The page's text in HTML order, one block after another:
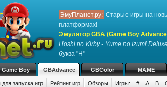
ЭмуПланет.ру: Старые игры на
платформах!
Эмулятор GBA (Game Boy
Hoshi no Kirby - Yume no Izumi
буква "H"
Game Boy GBAdvance GBColor MAME
запуска игр Рейтинг игр Обзоры Игры: # A B